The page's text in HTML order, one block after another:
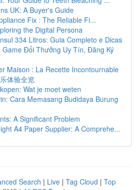
UK: A Buyer's Guide
Fix : The Reliable Fi...
the Digital Persona
334 Litros: Guia Completo e Dicas
Game Đổi Thưởng Uy Tín, Đăng Ký
Maison : La Recette Incontournable
体验全览
Wat je moet weten
Cara Memasang Budidaya Burung
A Significant Problem
A4 Paper Supplier: A Comprehe...
Search | Live | Tag Cloud | Top